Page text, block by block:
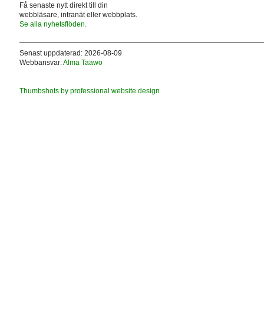
Få senaste nytt direkt till din
webbläsare, intranät eller webbplats.
Se alla nyhetsflöden.
Senast uppdaterad: 2026-08-09
Webbansvar:Alma Taawo
Thumbshots by professional website design